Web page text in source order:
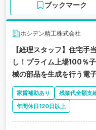
ブックマーク
ホシデン精工株式会社
【経理スタッフ】住宅手
し！プライム上場100％
械の部品を生成を行う電
家賃補助あり 残業代全額支
年間休日120日以上